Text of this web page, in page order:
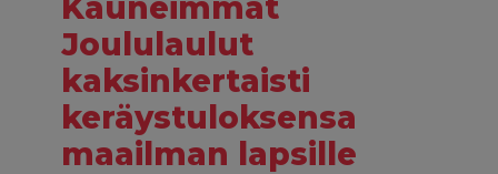
Kauneimmat
Joululaulut
kaksinkertaisti
keräystuloksensa
maailman lapsille